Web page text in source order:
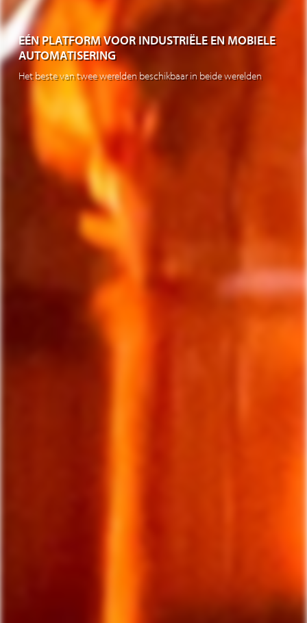
EÉN PLATFORM VOOR INDUSTRIËLE EN MOBIELE
AUTOMATISERING
Het beste van twee werelden beschikbaar in beide werelden